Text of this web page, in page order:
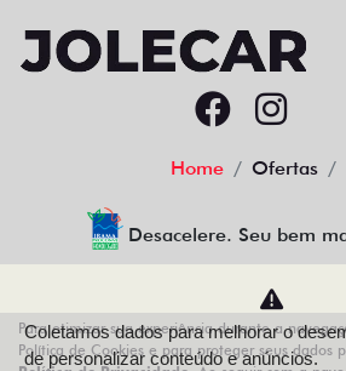
Home Ofertas
Desacelere. Seu bem
AZZURRA VEICULOS LTDA
Para otimizar sua experiência durante a
Política de Cookies e para proteger seus dados
Coletamos dados para melhorar o
de personalizar conteúdo e anúncios.